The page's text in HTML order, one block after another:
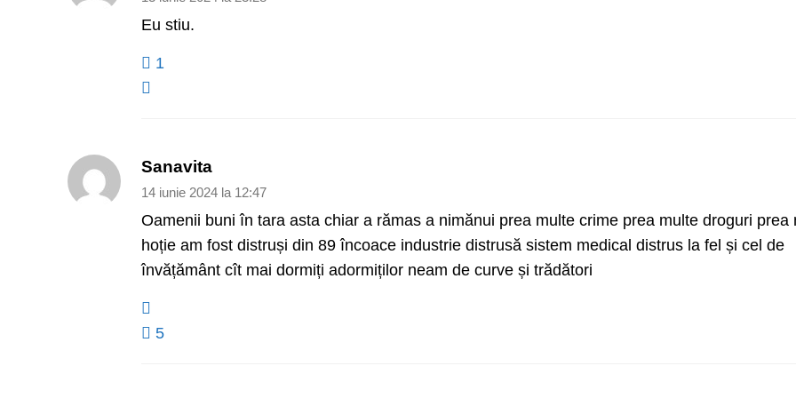
Eu stiu.
1
Sanavita
14 iunie 2024 la 12:47
Oamenii buni în tara asta chiar a rămas a nimănui prea multe crime prea multe droguri prea
hoție am fost distruși din 89 încoace industrie distrusă sistem medical distrus la fel și cel de
învățământ cît mai dormiți adormiților neam de curve și trădători
5